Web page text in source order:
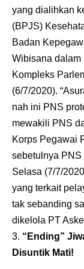
yang dialihkan
(BPJS)
Badan
Wibisana dalam
Kompleks
(6/7/2020).
nah ini PNS
mewakili PNS
Korps Pegawai
sebetulnya PNS
Selasa (7/7/
yang terkait
tak sebanding
dikelola PT
“Ending”
Disuntik Mati!